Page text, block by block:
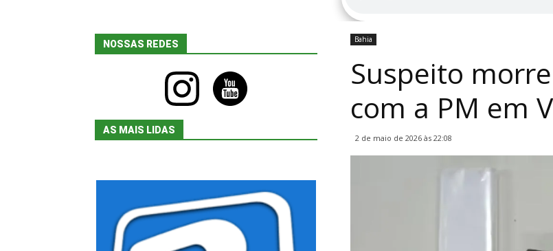
Bahia
Suspeito
com a PM em
2 de maio de 2026 às 22:08
NOSSAS REDES
instagram youtube
AS MAIS LIDAS